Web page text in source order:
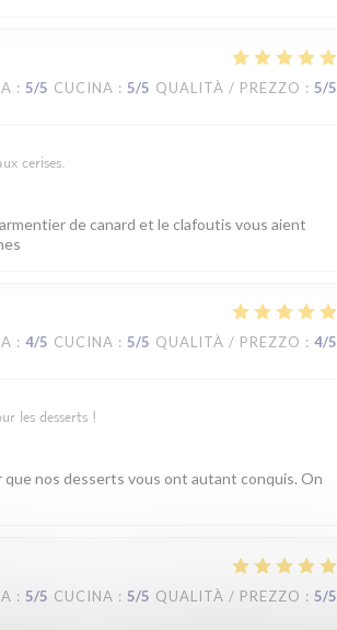
: 5/5 CUCINA : 5/5 QUALITÀ / PREZZO : 5/5
cerises.
de canard et le clafoutis vous aient
: 4/5 CUCINA : 5/5 QUALITÀ / PREZZO : 4/5
les desserts !
que nos desserts vous ont autant conquis. On
: 5/5 CUCINA : 5/5 QUALITÀ / PREZZO : 5/5